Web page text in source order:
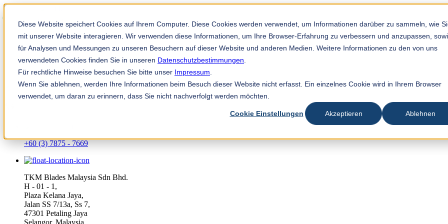
Diese Website speichert Cookies auf Ihrem Computer. Diese Cookies werden verwendet, um Informationen darüber zu sammeln, wie
mit unserer Website interagieren. Wir verwenden diese Informationen, um Ihre Browser-Erfahrung zu verbessern und anzupassen,
für Analysen und Messungen zu unseren Besuchern auf dieser Website und anderen Medien. Weitere Informationen zu den von uns
verwendeten Cookies finden Sie in unseren Datenschutzbestimmungen
Für rechtliche Hinweise besuchen Sie bitte unser Impressum
Wenn Sie ablehnen, werden Ihre Informationen beim Besuch dieser Website nicht erfasst. Ein einzelnes Cookie wird in Ihrem Browser
verwendet, um daran zu erinnern, dass Sie nicht nachverfolgt werden möchten.
Cookie Einstellungen Akzeptieren Ablehnen
Solution Finder
TKM App
ms
+60 (3) 7875 - 7669
TKM Blades Malaysia Sdn Bhd.
H - 01 - 1,
Plaza Kelana Jaya,
Jalan SS 7/13a, Ss 7,
47301 Petaling Jaya
Selangor, Malaysia